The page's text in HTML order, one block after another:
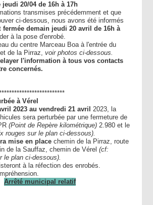
20/04 de 16h à 17h
transmises précédemment et que
ci-dessous, nous avons été informés
fermée demain jeudi 20 avril de 16h à
à la pose d'enrobé.
du centre Marceau Boa à l'entrée du
de la Pirraz, voir photos ci-dessous.
l'information à tous vos contacts
concernés.
à Vérel
2023 au vendredi 21 avril 2023, la
sera perturbée par une fermeture de
(Point de Repère kilométrique)2.980 et le
rouges sur le plan ci-dessous).
mise en placechemin de la Pirraz, route
de la Sauffaz, chemin de Vérel (cf:
le plan ci-dessous).
à la réfection des enrobés.
Arrêté municipal relatif